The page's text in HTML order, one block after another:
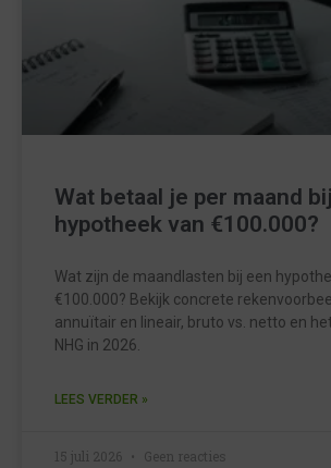
Wat betaal je per maand
hypotheek van €100.000?
Wat zijn de maandlasten bij een
€100.000? Bekijk concrete
annuïtair en lineair, bruto vs. netto en
NHG in 2026.
LEES VERDER »
15 juli 2026 Geen reacties